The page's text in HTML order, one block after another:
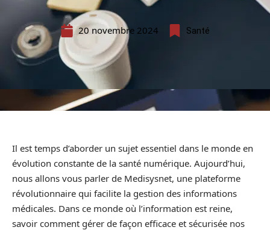
20 novembre 2024 Santé
Il est temps d’aborder un sujet essentiel dans le monde en
évolution constante de la santé numérique. Aujourd’hui,
nous allons vous parler de Medisysnet, une plateforme
révolutionnaire qui facilite la gestion des informations
médicales. Dans ce monde où l’information est reine,
savoir comment gérer de façon efficace et sécurisée nos